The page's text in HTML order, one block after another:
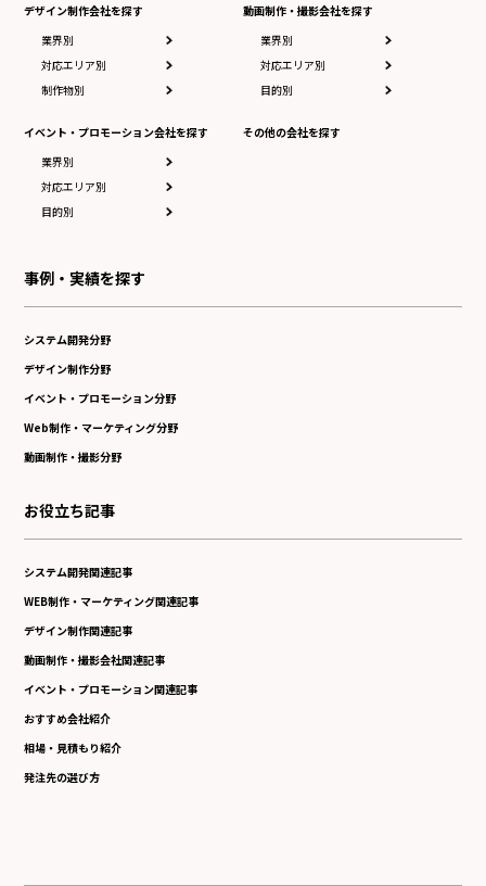
デザイン制作会社を探す
業界別
対応エリア別
制作物別
イベント・プロモーション会社を探す
業界別
対応エリア別
目的別
動画制作・撮影会社を探す
業界別
対応エリア別
目的別
その他の会社を探す
事例・実績を探す
システム開発分野
デザイン制作分野
イベント・プロモーション分野
Web制作・マーケティング分野
動画制作・撮影分野
お役立ち記事
システム開発関連記事
WEB制作・マーケティング関連記事
デザイン制作関連記事
動画制作・撮影会社関連記事
イベント・プロモーション関連記事
おすすめ会社紹介
相場・見積もり紹介
発注先の選び方